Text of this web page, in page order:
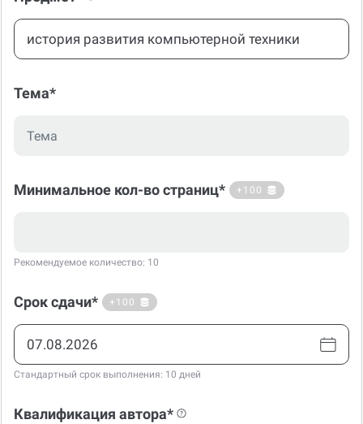
Тема*
Минимальное кол-во страниц* +100
Рекомендуемое количество: 10
Срок сдачи* +100
Стандартный срок выполнения: 10 дней
Квалификация автора*